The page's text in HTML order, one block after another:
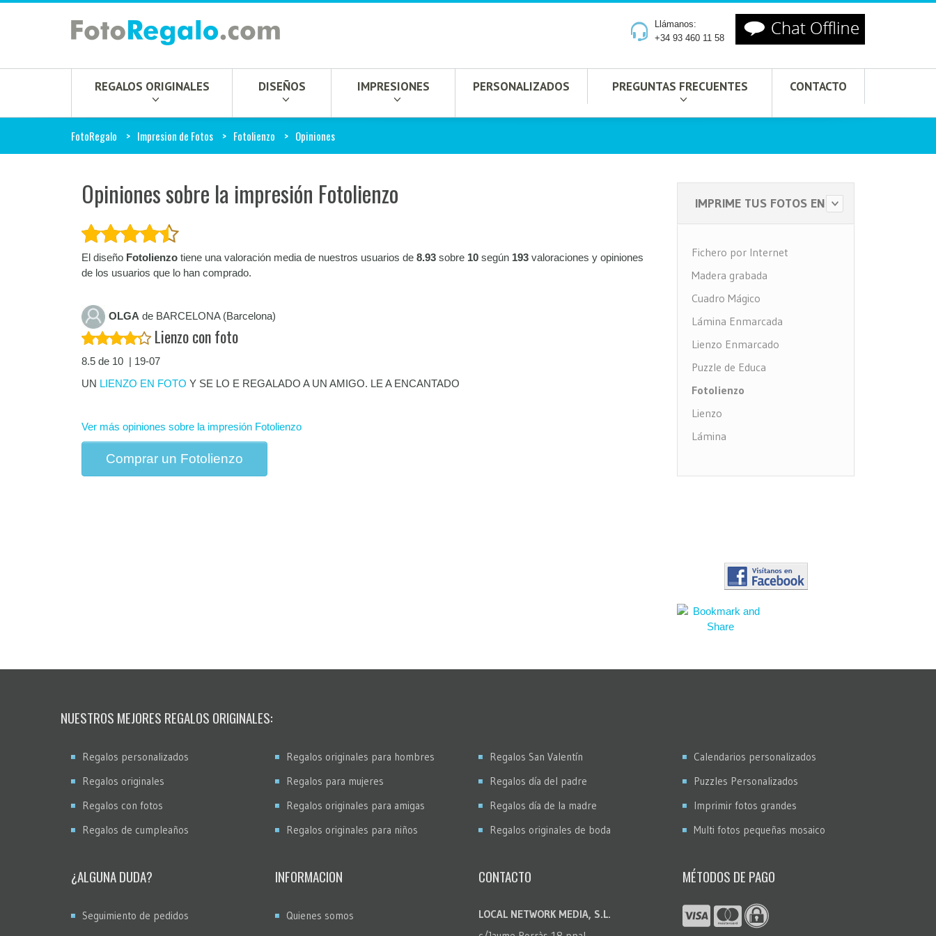
Llámanos:
+34 93 460 11 58
REGALOS ORIGINALES DISEÑOS IMPRESIONES PERSONALIZADOS PREGUNTAS FRECUENTES CONTACTO
FotoRegalo Impresion de Fotos Fotolienzo Opiniones
Opiniones sobre la impresión Fotolienzo
El diseño Fotolienzo tiene una valoración media de nuestros usuarios de 8.93 sobre 10 según 193 valoraciones y opiniones
de los usuarios que lo han comprado.
OLGA de BARCELONA (Barcelona)
Lienzo con foto
8.5 de 10 | 19-07
UN LIENZO EN FOTO Y SE LO E REGALADO A UN AMIGO. LE A ENCANTADO
Ver más opiniones sobre la impresión Fotolienzo
Comprar un Fotolienzo
IMPRIME TUS FOTOS EN
Fichero por Internet
Madera grabada
Cuadro Mágico
Lámina Enmarcada
Lienzo Enmarcado
Puzzle de Educa
Fotolienzo
Lienzo
Lámina
NUESTROS MEJORES REGALOS ORIGINALES:
Regalos personalizados
Regalos originales
Regalos con fotos
Regalos de cumpleaños
Regalos originales para hombres
Regalos para mujeres
Regalos originales para amigas
Regalos originales para niños
Regalos San Valentín
Regalos día del padre
Regalos día de la madre
Regalos originales de boda
Calendarios personalizados
Puzzles Personalizados
Imprimir fotos grandes
Multi fotos pequeñas mosaico
¿ALGUNA DUDA?
Seguimiento de pedidos
INFORMACION
Quienes somos
CONTACTO
LOCAL NETWORK MEDIA, S.L.
MÉTODOS DE PAGO